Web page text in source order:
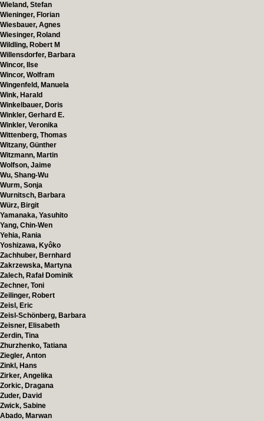
Wieland, Stefan
Wieninger, Florian
Wiesbauer, Agnes
Wiesinger, Roland
Wildling, Robert M
Willensdorfer, Barbara
Wincor, Ilse
Wincor, Wolfram
Wingenfeld, Manuela
Wink, Harald
Winkelbauer, Doris
Winkler, Gerhard E.
Winkler, Veronika
Wittenberg, Thomas
Witzany, Günther
Witzmann, Martin
Wolfson, Jaime
Wu, Shang-Wu
Wurm, Sonja
Wurnitsch, Barbara
Würz, Birgit
Yamanaka, Yasuhito
Yang, Chin-Wen
Yehia, Rania
Yoshizawa, Kyôko
Zachhuber, Bernhard
Zakrzewska, Martyna
Zalech, Rafał Dominik
Zechner, Toni
Zeilinger, Robert
Zeisl, Eric
Zeisl-Schönberg, Barbara
Zeisner, Elisabeth
Zerdin, Tina
Zhurzhenko, Tatiana
Ziegler, Anton
Zinkl, Hans
Zirker, Angelika
Zorkic, Dragana
Zuder, David
Zwick, Sabine
Abado, Marwan